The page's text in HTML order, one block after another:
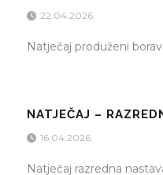
22.04.2026.
Natječaj produženi
NATJEČAJ –
16.04.2026.
Natječaj razredna